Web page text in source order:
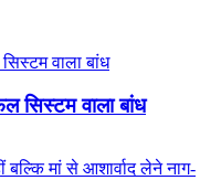
सिस्टम वाला बांध